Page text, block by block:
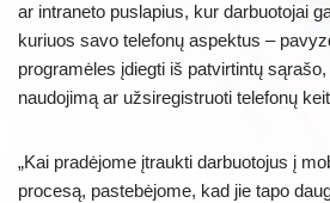
ar intraneto puslapius, kur darbuotojai
kuriuos savo telefonų aspektus –
programėles įdiegti iš patvirtintų
naudojimą ar užsiregistruoti telefonų
„Kai pradėjome įtraukti darbuotojus į
procesą, pastebėjome, kad jie tapo